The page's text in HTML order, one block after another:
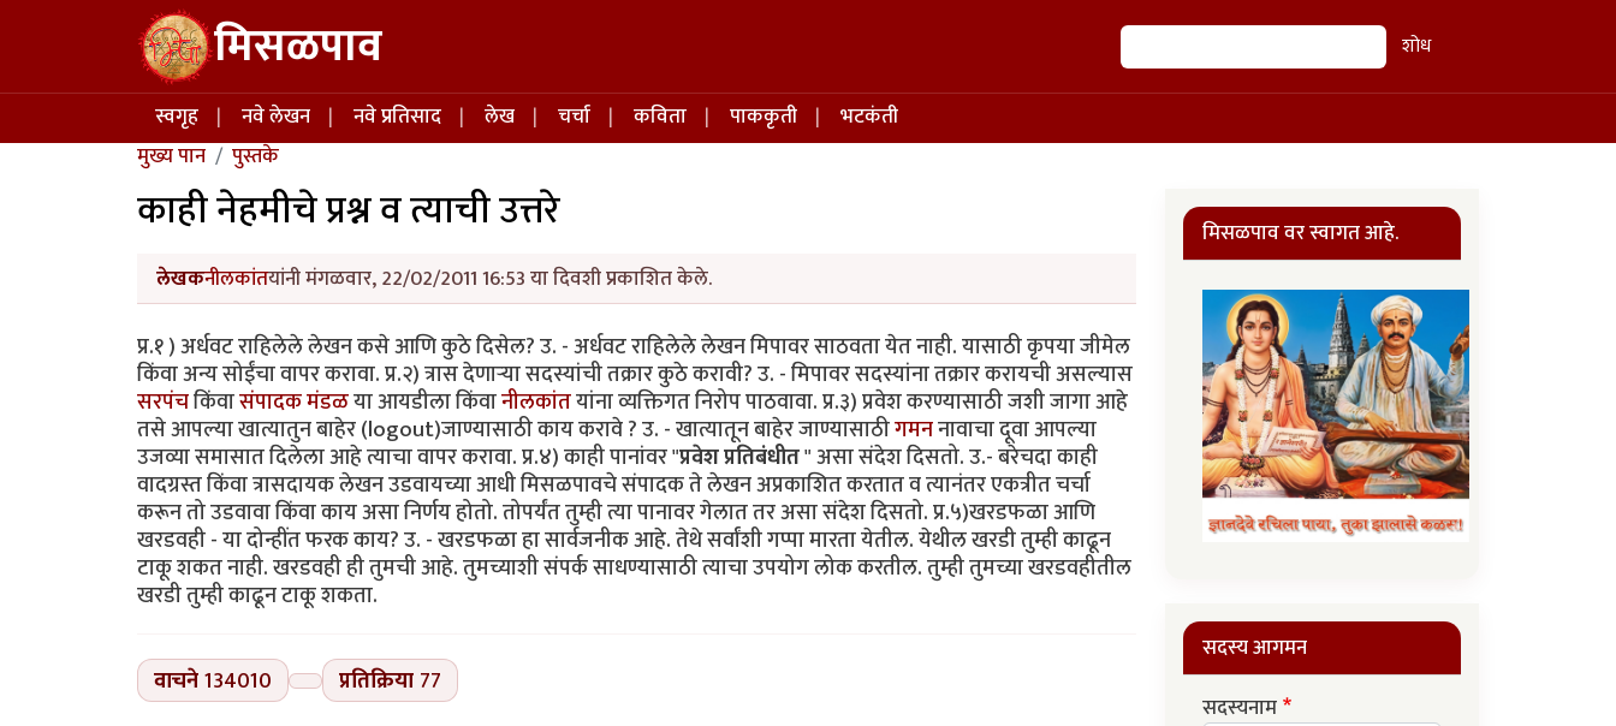
Skip to main content मिसळपाव शोध शोध
Main navigation
स्वगृह नवे लेखन नवे प्रतिसाद लेख चर्चा कविता पाककृती
भटकंती
मुख्य पान
पुस्तके
काही नेहमीचे प्रश्न व त्याची उत्तरे
लेखकनीलकांतयांनी मंगळवार, 22/02/2011 16:53 या दिवशी प्रकाशित केले.
प्र.१ ) अर्धवट राहिलेले लेखन कसे आणि कुठे दिसेल? उ. - अर्धवट राहिलेले लेखन मिपावर साठवता येत नाही. यासाठी कृपया जीमेल
किंवा अन्य सोईंचा वापर करावा. प्र.२) त्रास देणार्‍या सदस्यांची तक्रार कुठे करावी? उ. - मिपावर सदस्यांना तक्रार करायची असल्यास
सरपंचकिंवासंपादक मंडळया आयडीला किंवानीलकांतयांना व्यक्तिगत निरोप पाठवावा. प्र.३) प्रवेश करण्यासाठी जशी जागा आहे
तसे आपल्या खात्यातुन बाहेर (logout)जाण्यासाठी काय करावे ? उ. - खात्यातून बाहेर जाण्यासाठीगमननावाचा दूवा आपल्या
उजव्या समासात दिलेला आहे त्याचा वापर करावा. प्र.४) काही पानांवर "प्रवेश प्रतिबंधीत" असा संदेश दिसतो. उ.- बरेचदा काही
वादग्रस्त किंवा त्रासदायक लेखन उडवायच्या आधी मिसळपावचे संपादक ते लेखन अप्रकाशित करतात व त्यानंतर एकत्रीत चर्चा
करून तो उडवावा किंवा काय असा निर्णय होतो. तोपर्यंत तुम्ही त्या पानावर गेलात तर असा संदेश दिसतो. प्र.५)खरडफळा आणि
खरडवही - या दोन्हींत फरक काय? उ. - खरडफळा हा सार्वजनीक आहे. तेथे सर्वांशी गप्पा मारता येतील. येथील खरडी तुम्ही काढून
टाकू शकत नाही. खरडवही ही तुमची आहे. तुमच्याशी संपर्क साधण्यासाठी त्याचा उपयोग लोक करतील. तुम्ही तुमच्या खरडवहीतील
खरडी तुम्ही काढून टाकू शकता.
वाचने134010 प्रतिक्रिया 77
मिसळपाव वर स्वागत आहे.
सदस्य आगमन
सदस्यनाम